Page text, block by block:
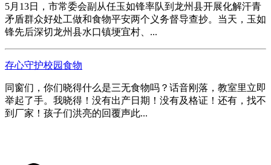
5月13日，市常委会副从任玉如锋率队到龙州县开展化解汗青
矛盾群众好处工做和食物平安两个义务督导查抄。当天，玉如
锋先后深切龙州县水口镇埂宜村、...
存心守护校园食物
同窗们，你们晓得什么是三无食物吗？话音刚落，教室里立即
举起了手。我晓得！没有出产日期！没有及格证！还有，找不
到厂家！孩子们洪亮的回覆声此...